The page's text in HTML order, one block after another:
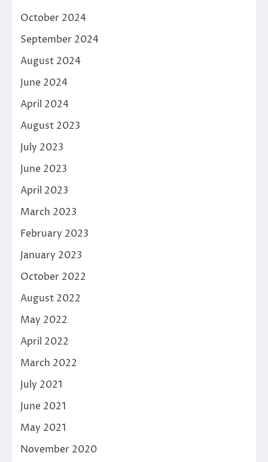
October 2024
September 2024
August 2024
June 2024
April 2024
August 2023
July 2023
June 2023
April 2023
March 2023
February 2023
January 2023
October 2022
August 2022
May 2022
April 2022
March 2022
July 2021
June 2021
May 2021
November 2020